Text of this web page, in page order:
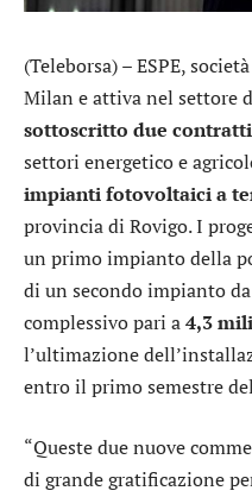
(Teleborsa) –ESPE,
Milan e attiva nel settore
sottoscritto due contratti
settori energetico e
impianti fotovoltaici a
provincia di Rovigo. I
un primo impianto della
di un secondo impianto
complessivo pari a4,3
l’ultimazione
entro il primo semestre
“Queste due nuove
di grande gratificazione